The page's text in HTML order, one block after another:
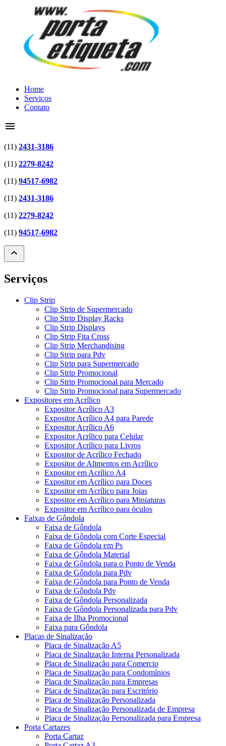
Home
Serviços
Contato
menu
(11) 2431-3186
(11) 2279-8242
(11) 94517-6982
(11) 2431-3186
(11) 2279-8242
(11) 94517-6982
expand_less
Serviços
Clip Strip
Clip Strip de Supermercado
Clip Strip Display Racks
Clip Strip Displays
Clip Strip Fita Cross
Clip Strip Merchandising
Clip Strip para Pdv
Clip Strip para Supermercado
Clip Strip Promocional
Clip Strip Promocional para Mercado
Clip Strip Promocional para Supermercado
Expositores em Acrílico
Expositor Acrílico A3
Expositor Acrílico A4 para Parede
Expositor Acrílico A6
Expositor Acrílico para Celular
Expositor Acrílico para Livros
Expositor de Acrílico Fechado
Expositor de Alimentos em Acrílico
Expositor em Acrílico A4
Expositor em Acrílico para Doces
Expositor em Acrílico para Joias
Expositor em Acrílico para Miniaturas
Expositor em Acrílico para óculos
Faixas de Gôndola
Faixa de Gôndola
Faixa de Gôndola com Corte Especial
Faixa de Gôndola em Ps
Faixa de Gôndola Material
Faixa de Gôndola para o Ponto de Venda
Faixa de Gôndola para Pdv
Faixa de Gôndola para Ponto de Venda
Faixa de Gôndola Pdv
Faixa de Gôndola Personalizada
Faixa de Gôndola Personalizada para Pdv
Faixa de Ilha Promocional
Faixa para Gôndola
Placas de Sinalização
Placa de Sinalização A5
Placa de Sinalização Interna Personalizada
Placa de Sinalização para Comercio
Placa de Sinalização para Condomínios
Placa de Sinalização para Empresas
Placa de Sinalização para Escritório
Placa de Sinalização Personalizada
Placa de Sinalização Personalizada de Empresa
Placa de Sinalização Personalizada para Empresa
Porta Cartazes
Porta Cartaz